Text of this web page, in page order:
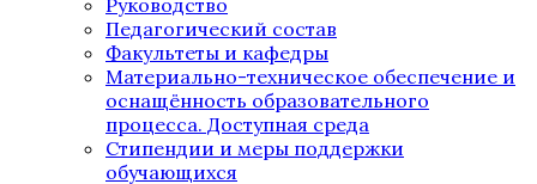
Руководство
Педагогический состав
Факультеты и кафедры
Материально-техническое обеспечение и
оснащённость образовательного
процесса. Доступная среда
Стипендии и меры поддержки
обучающихся